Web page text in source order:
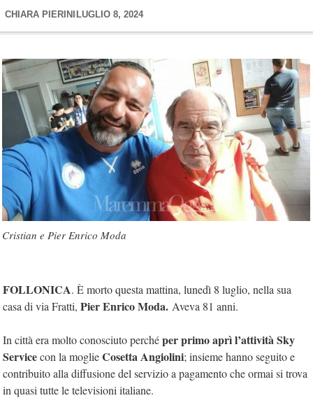
CHIARA PIERINI LUGLIO 8, 2024
Cristian e Pier Enrico Moda
FOLLONICA. È morto questa mattina, lunedì 8 luglio, nella sua
casa di via Fratti, Pier Enrico Moda. Aveva 81 anni.
In città era molto conosciuto perchéper primo aprì l’attività Sky
Servicecon la moglieCosetta Angiolini; insieme hanno seguito e
contribuito alla diffusione del servizio a pagamento che ormai si trova
in quasi tutte le televisioni italiane.